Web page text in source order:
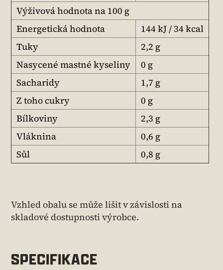
Výživová hodnota na 100 g
Energetická hodnota
144 kJ / 34 kcal
Tuky
2,2 g
Nasycené mastné kyseliny
0 g
Sacharidy
1,7 g
Z toho cukry
0 g
Bílkoviny
2,3 g
Vláknina
0,6 g
Sůl
0,8 g
Vzhled obalu se může lišit v závislosti na
skladové dostupnosti výrobce.
SPECIFIKACE